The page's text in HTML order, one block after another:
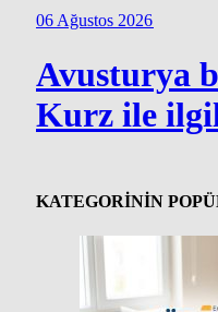
06 Ağustos 2026
Avusturya
Kurz ile
KATEGORİNİN